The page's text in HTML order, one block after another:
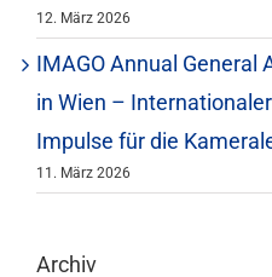
12. März 2026
IMAGO Annual General
in Wien –
Impulse für die
11. März 2026
Archiv